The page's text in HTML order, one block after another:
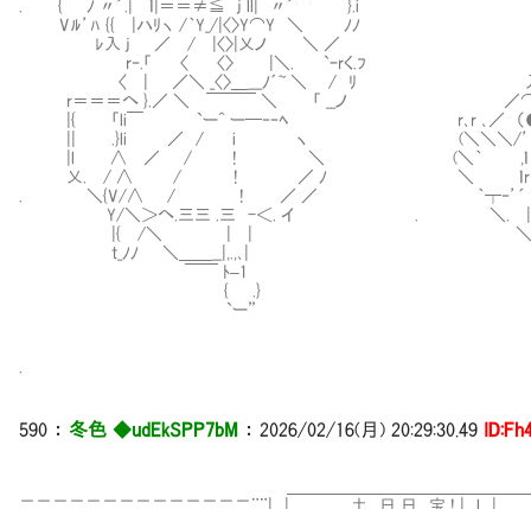
. { ﾉ 〃´.| ｌ|＝＝≠≦ j ll| 〃´￣ }.i
Vﾙ’ﾊ {{ |ハﾘヽ /｀Y_/|〈〉Y⌒Y ＼ ﾉﾉ
ﾚ入 j ／ / |〈〉|乂ノ ＼ ／
r‐.「 〈 〈〉 |＼. `ｰrく.ﾌ
〈 | ／＼ _〈〉＿___ﾉ´~ ＼ / ﾘ 入
r＝＝＝へ }.／ ＼ ￣￣￣ ＼ 「 __ノ ／
|{ 「li￣ `ー^ ー─‐‐ﾍ r､r ､／ （●） （●
|| .}li ／ / i ヽ (＼＼＼/’´l（__人__）
|l ∧ ／ / ! ＼ (＼｀ ,ｌ ｀ー
乂. / ∧ / ! ／ ﾉ ＼ ｌr‐┐r ‐
. ＼{V/∧ / ! ／ ／ ｀┬‐’´ ﾞl | 〉 ﾟ
Y/＼＞へ.三三 .三 -＜. イ . ＼. |__|（__ﾟ
|{ /＼ | | ＼⊂ﾆﾆ
t_ﾉﾉ ＼＿＿__|,.,､| ＼
￣￣ ﾄ–1 ｀
{ .}
`ー”
590 ： 冬色 ◆udEkSPP7bM ： 2026/02/16(月) 20:29:30.49